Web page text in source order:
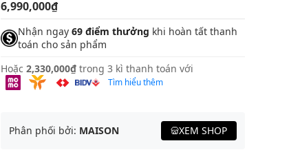
6,990,000₫
Nhận ngay 69 điểm thưởng khi hoàn tất thanh
toán cho sản phẩm
Hoặc 2,330,000₫ trong 3 kì thanh toán với
Tìm hiểu thêm
Phân phối bởi: MAISON XEM SHOP